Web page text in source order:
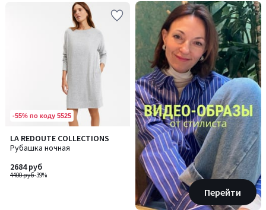
-55% по коду 5525
LA REDOUTE COLLECTIONS
Рубашка ночная
4400 руб-39%
2684 руб
Перейти
-